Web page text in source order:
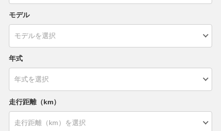
モデル
年式
走行距離（km）